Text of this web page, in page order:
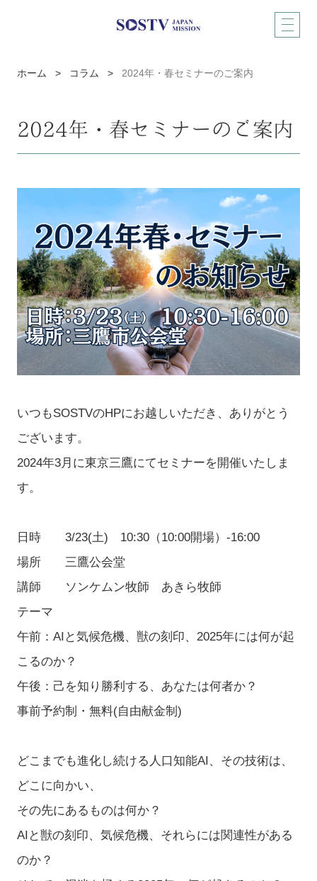
ホーム > コラム > 2024年・春セミナーのご案内
2024年・春セミナーのご案内
いつもSOSTVのHPにお越しいただき、ありがとう
ございます。
2024年3月に東京三鷹にてセミナーを開催いたしま
す。
日時 3/23(土) 10:30（10:00開場）-16:00
場所 三鷹公会堂
講師 ソンケムン牧師 あきら牧師
テーマ
午前：AIと気候危機、獣の刻印、2025年には何が起
こるのか？
午後：己を知り勝利する、あなたは何者か？
事前予約制・無料(自由献金制)
どこまでも進化し続ける人口知能AI、その技術は、
どこに向かい、
その先にあるものは何か？
AIと獣の刻印、気候危機、それらには関連性がある
のか？